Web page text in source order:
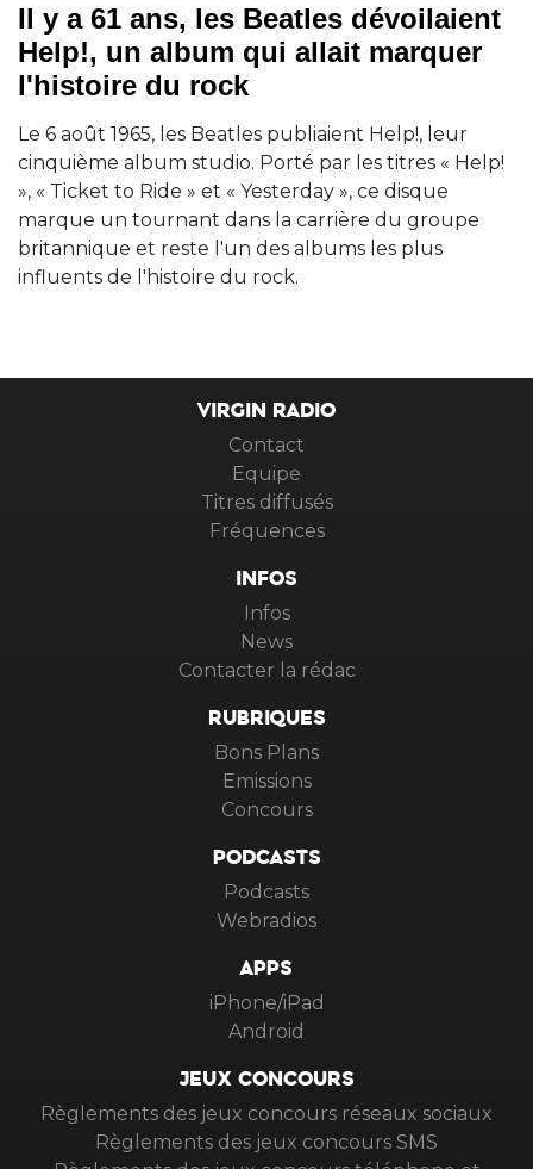
Il y a 61 ans, les Beatles dévoilaient
Help!, un album qui allait marquer
l'histoire du rock
Le 6 août 1965, les Beatles publiaient Help!, leur
cinquième album studio. Porté par les titres « Help!
», « Ticket to Ride » et « Yesterday », ce disque
marque un tournant dans la carrière du groupe
britannique et reste l'un des albums les plus
influents de l'histoire du rock.
VIRGIN RADIO
Contact
Equipe
Titres diffusés
Fréquences
INFOS
Infos
News
Contacter la rédac
RUBRIQUES
Bons Plans
Emissions
Concours
PODCASTS
Podcasts
Webradios
APPS
iPhone/iPad
Android
JEUX CONCOURS
Règlements des jeux concours réseaux sociaux
Règlements des jeux concours SMS